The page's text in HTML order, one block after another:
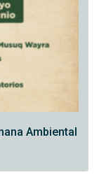
Ambiental